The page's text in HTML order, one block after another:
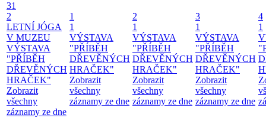
31
2
LETNÍ JÓGA
V MUZEU
VÝSTAVA
"PŘÍBĚH
DŘEVĚNÝCH
HRAČEK"
Zobrazit
všechny
záznamy ze dne
1
1
VÝSTAVA
"PŘÍBĚH
DŘEVĚNÝCH
HRAČEK"
Zobrazit
všechny
záznamy ze dne
2
1
VÝSTAVA
"PŘÍBĚH
DŘEVĚNÝCH
HRAČEK"
Zobrazit
všechny
záznamy ze dne
3
1
VÝSTAVA
"PŘÍBĚH
DŘEVĚNÝCH
HRAČEK"
Zobrazit
všechny
záznamy ze dne
4
1